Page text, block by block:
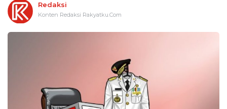
Redaksi
Konten Redaksi Rakyatku.Com